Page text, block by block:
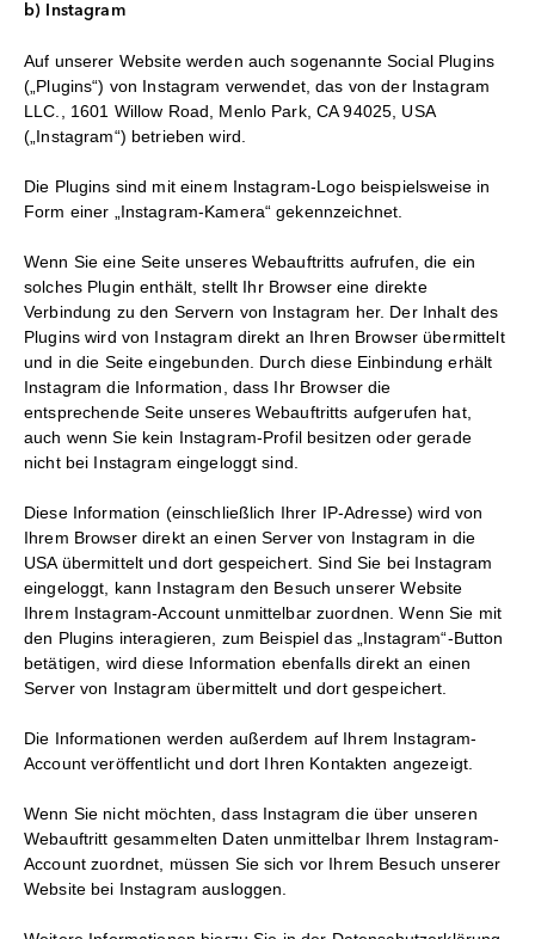
b) Instagram
Auf unserer Website werden auch sogenannte Social Plugins
(„Plugins“) von Instagram verwendet, das von der Instagram
LLC., 1601 Willow Road, Menlo Park, CA 94025, USA
(„Instagram“) betrieben wird.
Die Plugins sind mit einem Instagram-Logo beispielsweise in
Form einer „Instagram-Kamera“ gekennzeichnet.
Wenn Sie eine Seite unseres Webauftritts aufrufen, die ein
solches Plugin enthält, stellt Ihr Browser eine direkte
Verbindung zu den Servern von Instagram her. Der Inhalt des
Plugins wird von Instagram direkt an Ihren Browser übermittelt
und in die Seite eingebunden. Durch diese Einbindung erhält
Instagram die Information, dass Ihr Browser die
entsprechende Seite unseres Webauftritts aufgerufen hat,
auch wenn Sie kein Instagram-Profil besitzen oder gerade
nicht bei Instagram eingeloggt sind.
Diese Information (einschließlich Ihrer IP-Adresse) wird von
Ihrem Browser direkt an einen Server von Instagram in die
USA übermittelt und dort gespeichert. Sind Sie bei Instagram
eingeloggt, kann Instagram den Besuch unserer Website
Ihrem Instagram-Account unmittelbar zuordnen. Wenn Sie mit
den Plugins interagieren, zum Beispiel das „Instagram“-Button
betätigen, wird diese Information ebenfalls direkt an einen
Server von Instagram übermittelt und dort gespeichert.
Die Informationen werden außerdem auf Ihrem Instagram-
Account veröffentlicht und dort Ihren Kontakten angezeigt.
Wenn Sie nicht möchten, dass Instagram die über unseren
Webauftritt gesammelten Daten unmittelbar Ihrem Instagram-
Account zuordnet, müssen Sie sich vor Ihrem Besuch unserer
Website bei Instagram ausloggen.